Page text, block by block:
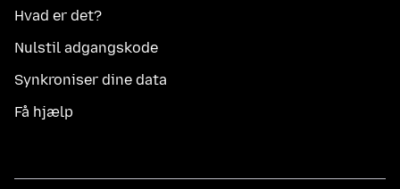
Hvad er det?
Nulstil adgangskode
Synkroniser dine data
Få hjælp